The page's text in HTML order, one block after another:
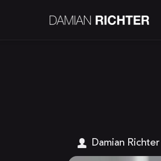
Damian Richter